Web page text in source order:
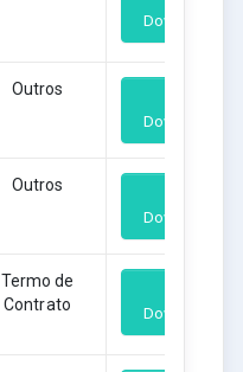
Download
Outros
Download
Outros
Download
Termo de
Contrato
Download